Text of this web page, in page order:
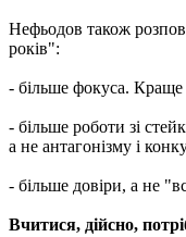
Нефьодов також
років":
- більше фокуса.
- більше роботи зі
а не антагонізму і
- більше довіри, а не
Вчитися, дійсно,